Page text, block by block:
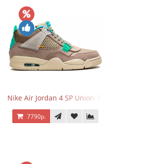
Nike Air Jordan 4 SP Union 30th
7790р.